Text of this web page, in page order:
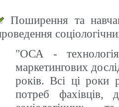
Поширення та
"ОСА -
маркетингових
років. Всі ці роки
потреб фахівців,